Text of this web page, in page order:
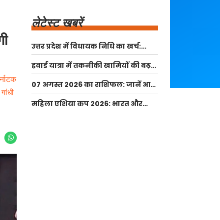
लेटेस्ट खबरें
उत्तर प्रदेश में विधायक निधि का खर्च:
आंकड़े और वास्तविकता
हवाई यात्रा में तकनीकी खामियों की बढ़ती
संख्या: क्या है स्थिति?
07 अगस्त 2026 का राशिफल: जानें आज
का दिन आपके लिए कैसा रहेगा
महिला एशिया कप 2026: भारत और